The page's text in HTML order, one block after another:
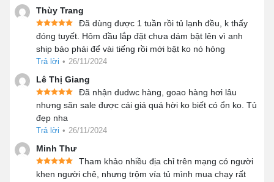
tươi với quy mô vừa và lớn.
Đồng thời, các hộ gia đình, tiệm cơm, nhà hàng, căn
tin… cần trữ thực phẩm SLL cũng có thể trang bị công
cụ này. Đồ ăn được cấp đông tốt nên bảo toàn 100%
màu sắc, mùi vị, đem chế biến đảm bảo VSATTP.
2. 6 bộ phận chính cấu thành tủ
đông 4 cánh 4CBO 1038 lít
Trước khi mua tủ đông 4 cánh 1038L phải tìm hiểu rõ kết
cấu và nắm bắt được từng bộ phận của công cụ đảm
nhiệm chức năng gì. Quá trình này không mất quá nhiều
Thùy Trang
Đã dùng được 1 tuần rồi tủ lạnh đều, k thấy
đóng tuyết. Hôm đầu lắp đặt chưa dám bật lên vì anh
ship bảo phải để vài tiếng rồi mới bật ko nó hỏng
Trả lời • 26/11/2024
Lê Thị Giang
Đã nhận dudwc hàng, goao hàng hơi lâu
nhưng săn sale được cái giá quá hời ko biết có ổn ko. Tủ
đẹp nha
Trả lời • 26/11/2024
Minh Thư
Tham khảo nhiều địa chỉ trên mạng có người
khen người chê, nhưng trộm vía tủ mình mua chạy rất